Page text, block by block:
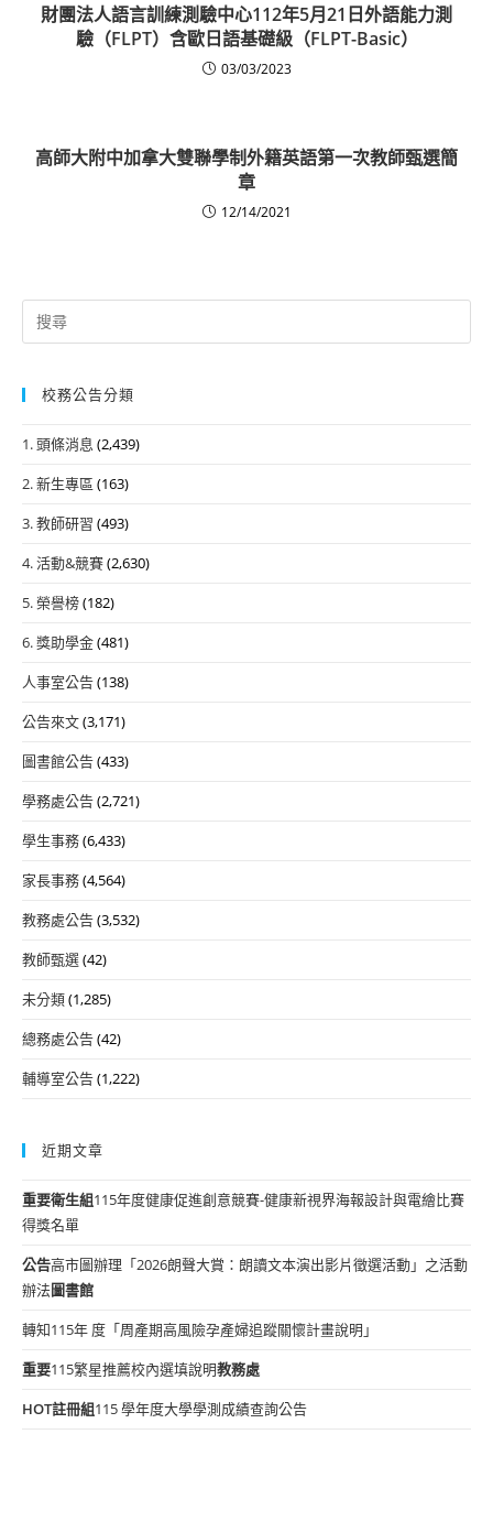
財團法人語言訓練測驗中心112年5月21日外語能力測
驗（FLPT）含歐日語基礎級（FLPT-Basic）
03/03/2023
高師大附中加拿大雙聯學制外籍英語第一次教師甄選簡
章
12/14/2021
Search
for:
校務公告分類
1. 頭條消息 (2,439)
2. 新生專區 (163)
3. 教師研習 (493)
4. 活動&競賽(2,630)
5. 榮譽榜(182)
6. 獎助學金(481)
人事室公告(138)
公告來文(3,171)
圖書館公告(433)
學務處公告(2,721)
學生事務(6,433)
家長事務(4,564)
教務處公告(3,532)
教師甄選(42)
未分類(1,285)
總務處公告(42)
輔導室公告(1,222)
近期文章
重要衛生組115年度健康促進創意競賽-健康新視界海報設計與電繪比賽
得獎名單
公告高市圖辦理「2026朗聲大賞：朗讀文本演出影片徵選活動」之活動
辦法圖書館
轉知115年 度「周產期高風險孕產婦追蹤關懷計畫說明」
重要115繁星推薦校內選填說明教務處
HOT註冊組115 學年度大學學測成績查詢公告